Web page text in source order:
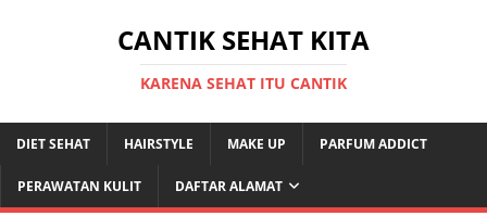
CANTIK SEHAT KITA
KARENA SEHAT ITU CANTIK
DIET SEHAT HAIRSTYLE MAKE UP PARFUM ADDICT
PERAWATAN KULIT DAFTAR ALAMAT